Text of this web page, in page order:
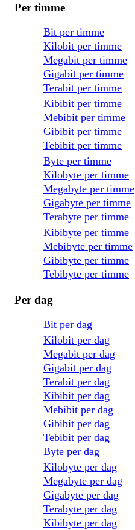
Per timme
Bit per timme
Kilobit per timme
Megabit per timme
Gigabit per timme
Terabit per timme
Kibibit per timme
Mebibit per timme
Gibibit per timme
Tebibit per timme
Byte per timme
Kilobyte per timme
Megabyte per timme
Gigabyte per timme
Terabyte per timme
Kibibyte per timme
Mebibyte per timme
Gibibyte per timme
Tebibyte per timme
Per dag
Bit per dag
Kilobit per dag
Megabit per dag
Gigabit per dag
Terabit per dag
Kibibit per dag
Mebibit per dag
Gibibit per dag
Tebibit per dag
Byte per dag
Kilobyte per dag
Megabyte per dag
Gigabyte per dag
Terabyte per dag
Kibibyte per dag